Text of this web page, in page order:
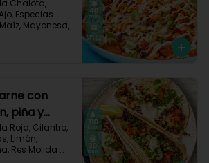
de limón-
Chalota,
Especias
Mayonesa,
de Res
40gcon
piña y
Roja, Cilantro,
Limón,
Res Molida